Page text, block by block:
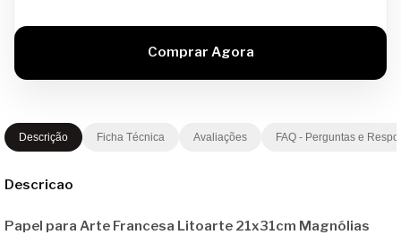
Descrição Ficha Técnica Avaliações FAQ - Perguntas e
Descricao
Papel para Arte Francesa Litoarte 21x31cm Magnólias